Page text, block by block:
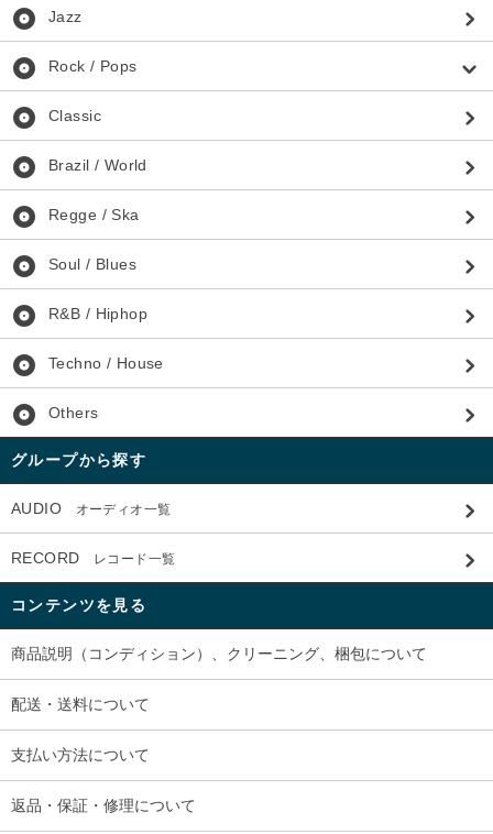
album Jazz
album Rock / Pops
album Classic
album Brazil / World
album Regge / Ska
album Soul / Blues
album R&B / Hiphop
album Techno / House
album Others
グループから探す
AUDIO オーディオ一覧
RECORD レコード一覧
コンテンツを見る
商品説明（コンディション）、クリーニング、梱包について
配送・送料について
支払い方法について
返品・保証・修理について